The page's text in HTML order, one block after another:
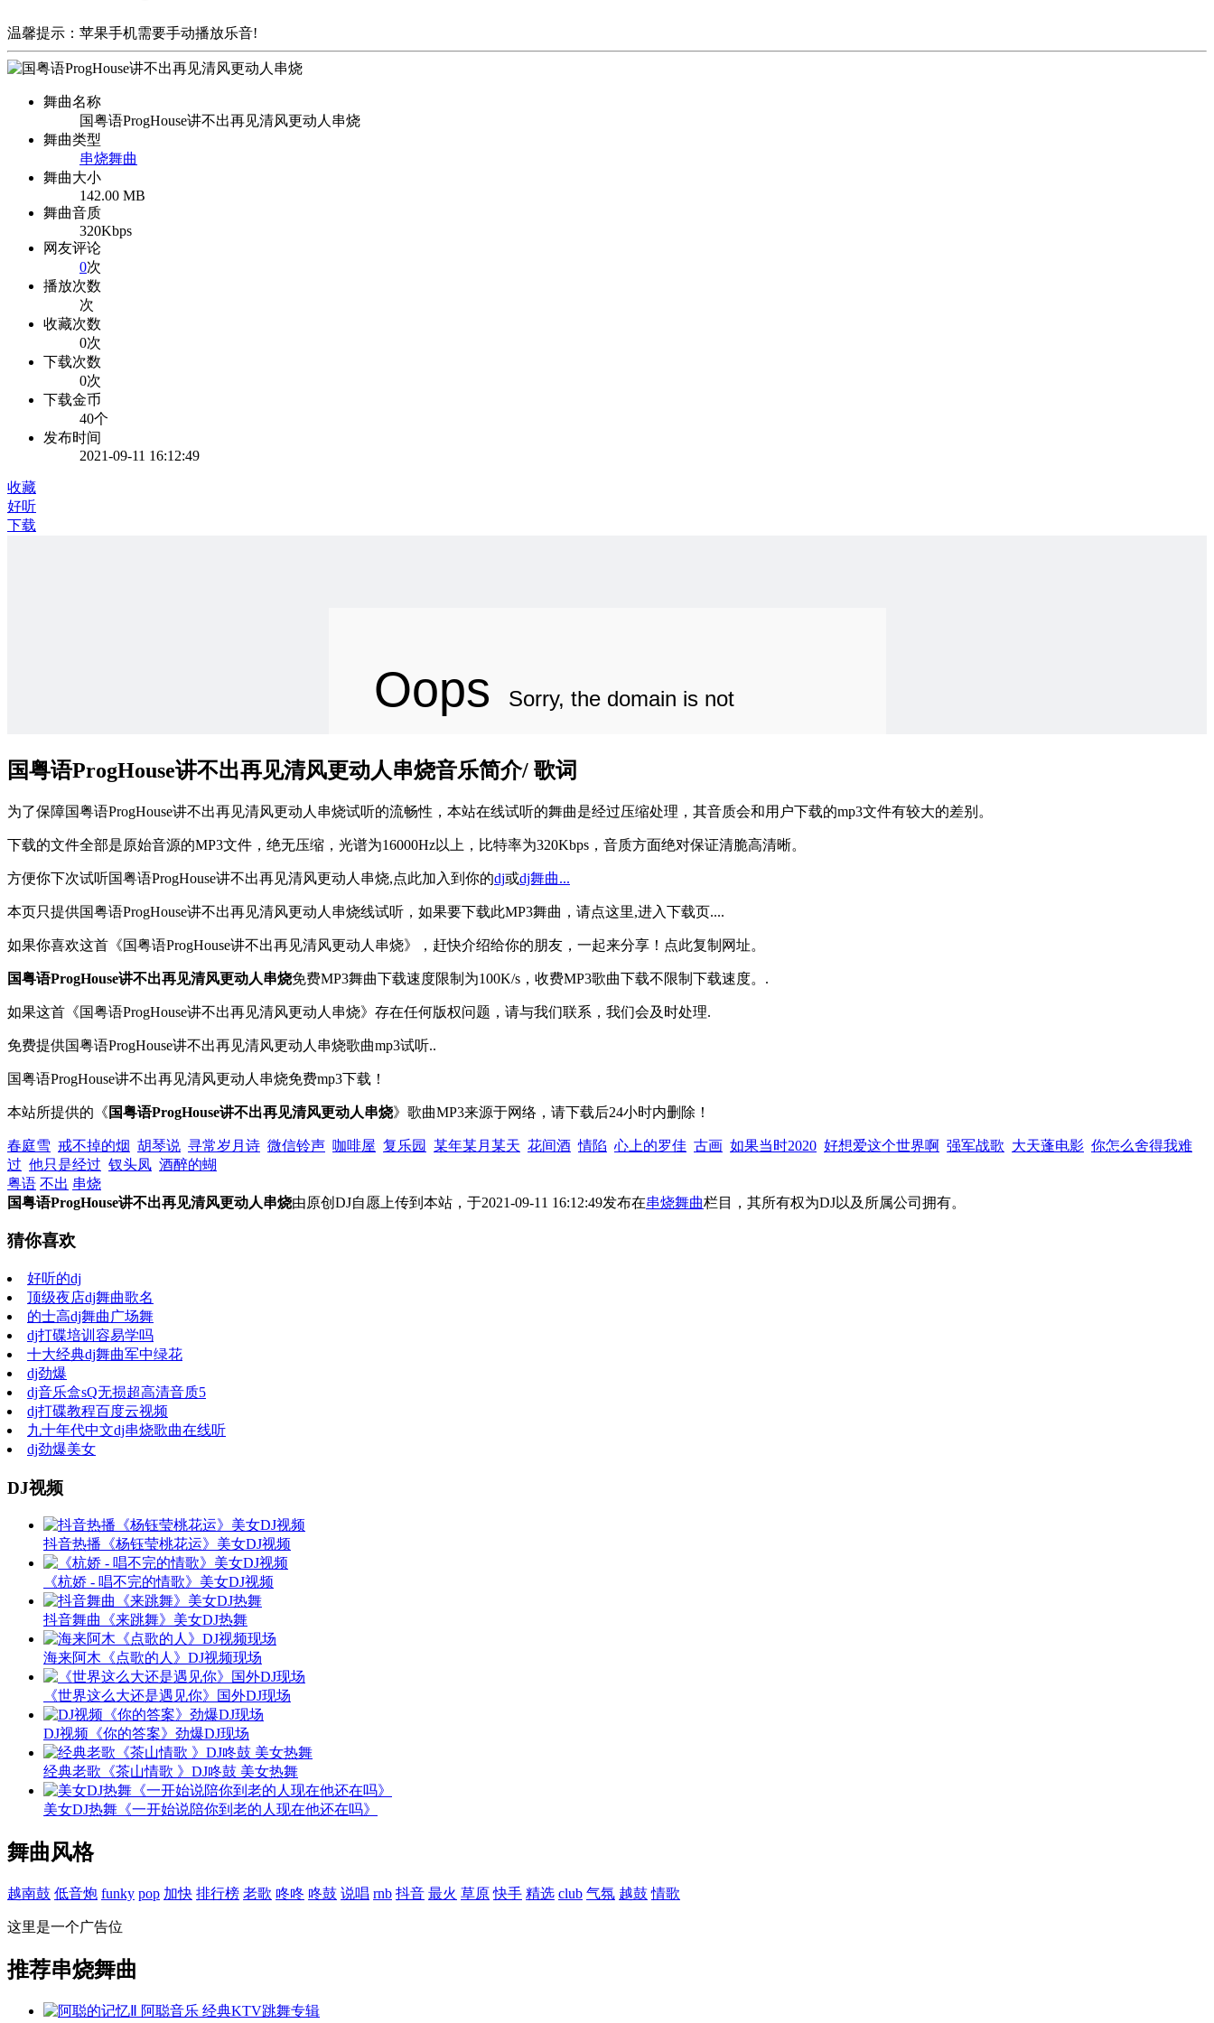
温馨提示：苹果手机需要手动播放乐音!
舞曲名称
国粤语ProgHouse讲不出再见清风更动人串烧
舞曲类型
串烧舞曲
舞曲大小
142.00 MB
舞曲音质
320Kbps
网友评论
0次
播放次数
次
收藏次数
0次
下载次数
0次
下载金币
40个
发布时间
2021-09-11 16:12:49
收藏
好听
下载
国粤语ProgHouse讲不出再见清风更动人串烧音乐简介/ 歌词
为了保障国粤语ProgHouse讲不出再见清风更动人串烧试听的流畅性，本站在线试听的舞曲是经过压缩处理，其音质会和用户下载的mp3文件有较大的差别。
下载的文件全部是原始音源的MP3文件，绝无压缩，光谱为16000Hz以上，比特率为320Kbps，音质方面绝对保证清脆高清晰。
方便你下次试听国粤语ProgHouse讲不出再见清风更动人串烧,点此加入到你的dj或dj舞曲...
本页只提供国粤语ProgHouse讲不出再见清风更动人串烧线试听，如果要下载此MP3舞曲，请点这里,进入下载页....
如果你喜欢这首《国粤语ProgHouse讲不出再见清风更动人串烧》，赶快介绍给你的朋友，一起来分享！点此复制网址。
国粤语ProgHouse讲不出再见清风更动人串烧免费MP3舞曲下载速度限制为100K/s，收费MP3歌曲下载不限制下载速度。.
如果这首《国粤语ProgHouse讲不出再见清风更动人串烧》存在任何版权问题，请与我们联系，我们会及时处理.
免费提供国粤语ProgHouse讲不出再见清风更动人串烧歌曲mp3试听..
国粤语ProgHouse讲不出再见清风更动人串烧免费mp3下载！
本站所提供的《 国粤语ProgHouse讲不出再见清风更动人串烧》歌曲MP3来源于网络，请下载后24小时内删除！
春庭雪 戒不掉的烟 胡琴说 寻常岁月诗 微信铃声 咖啡屋 复乐园 某年某月某天 花间酒 情陷 心上的罗佳 古画 如果当时2020 好想爱这个世界啊 强军战歌 大天蓬电影 你怎么舍得我难
过 他只是经过 钗头凤 酒醉的蝴
粤语 不出 串烧
国粤语ProgHouse讲不出再见清风更动人串烧由原创DJ自愿上传到本站，于2021-09-11 16:12:49发布在串烧舞曲栏目，其所有权为DJ以及所属公司拥有。
猜你喜欢
好听的dj
顶级夜店dj舞曲歌名
的士高dj舞曲广场舞
dj打碟培训容易学吗
十大经典dj舞曲军中绿花
dj劲爆
dj音乐盒sQ无损超高清音质5
dj打碟教程百度云视频
九十年代中文dj串烧歌曲在线听
dj劲爆美女
DJ视频
抖音热播《杨钰莹桃花运》美女DJ视频
《杭娇 - 唱不完的情歌》美女DJ视频
抖音舞曲《来跳舞》美女DJ热舞
海来阿木《点歌的人》DJ视频现场
《世界这么大还是遇见你》国外DJ现场
DJ视频《你的答案》劲爆DJ现场
经典老歌《茶山情歌 》DJ咚鼓 美女热舞
美女DJ热舞《一开始说陪你到老的人现在他还在吗》
舞曲风格
越南鼓 低音炮 funky pop 加快 排行榜 老歌 咚咚 咚鼓 说唱 rnb 抖音 最火 草原 快手 精选 club 气氛 越鼓 情歌
这里是一个广告位
推荐串烧舞曲